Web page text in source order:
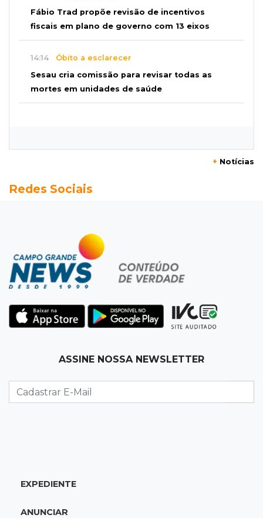
Fábio Trad propõe revisão de incentivos
fiscais em plano de governo com 13 eixos
14:14 Óbito a esclarecer
Sesau cria comissão para revisar todas as
mortes em unidades de saúde
Nossa Senhora da Abadia
13:57
Internação compulsória
"Descaracterizado"
Após emendas, prefeitura vai reformular
projeto de mudanças nas leis tributárias
13:40 Indústria
Mineração ganha força, gera mais empregos e
Um dia após matar companheira, homem se
entrega e acaba preso por feminicídio
Recém-nascida desaparecida foi entregue
+ Notícias
Redes Sociais
ASSINE NOSSA NEWSLETTER
EXPEDIENTE
ANUNCIAR